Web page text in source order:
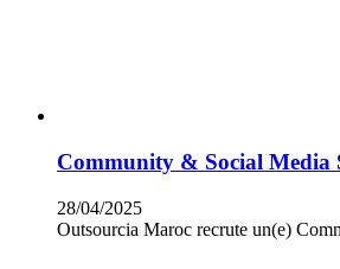
Community & Social Media
28/04/2025
Outsourcia Maroc recrute un(e)